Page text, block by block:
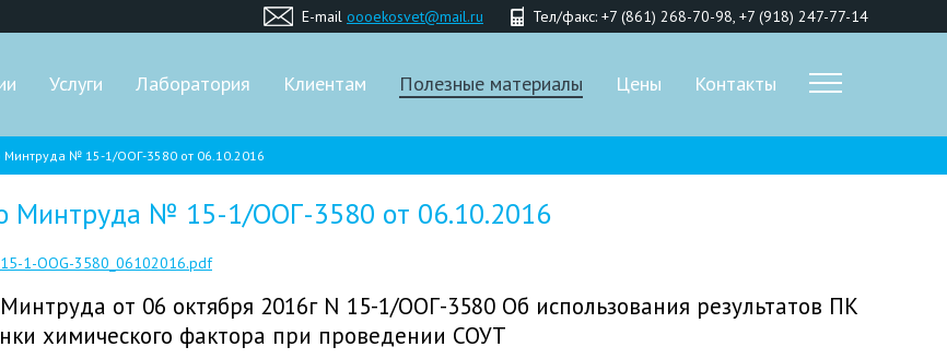
Тел/факс: +7 (861) 268-70-98, +7 (918) 247-77-14
E-mail oooekosvet@mail.ru
Услуги Лаборатория Клиентам Полезные материалы Цены Контакты
Минтруда № 15-1/ООГ-3580 от 06.10.2016
Минтруда № 15-1/ООГ-3580 от 06.10.2016
1-OOG-3580_06102016.pdf
от 06 октября 2016г N 15-1/ООГ-3580 Об использования результатов ПК
химического фактора при проведении СОУТ